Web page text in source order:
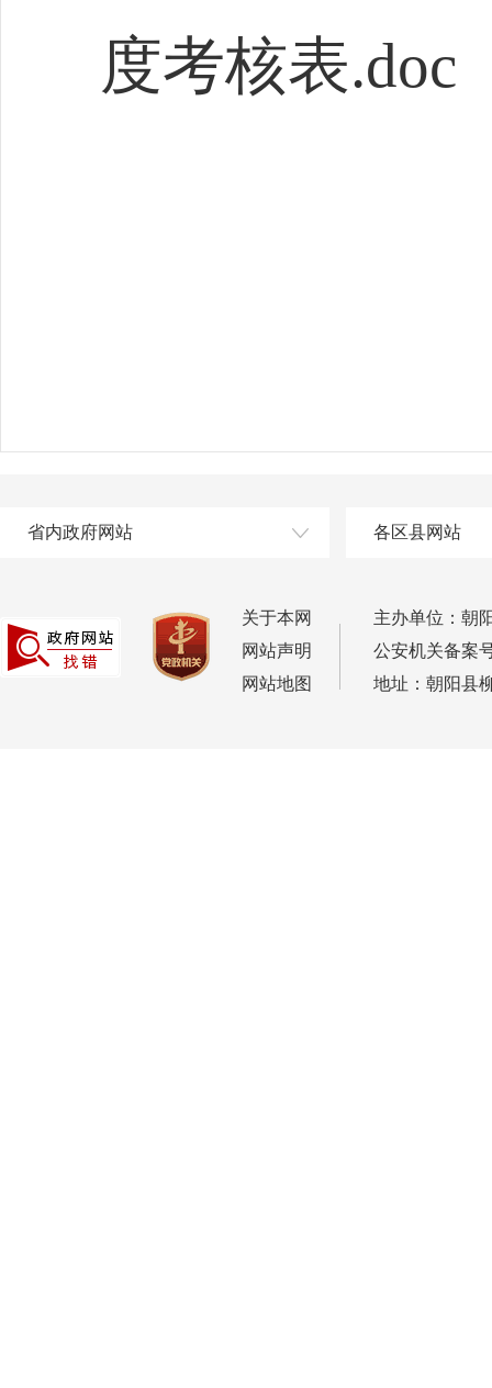
度考核表.doc
省内政府网站 各区县网站
关于本网
网站声明
网站地图
主办单位：朝
公安机关备案
地址：朝阳县